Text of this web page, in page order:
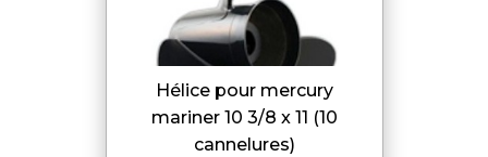
hélice pour mercury
mariner 10 3/8 x 11 (10
cannelures)